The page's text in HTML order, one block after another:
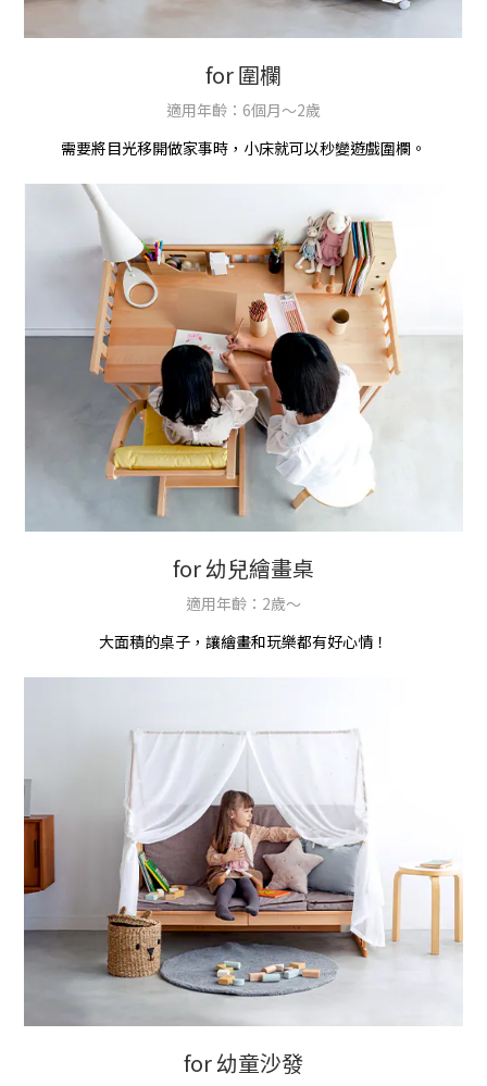
for 圍欄
適用年齡：6個月～2歲
需要將目光移開做家事時，小床就可以秒變遊戲圍欄。
for 幼兒繪畫桌
適用年齡：2歲～
大面積的桌子，讓繪畫和玩樂都有好心情！
for 幼童沙發